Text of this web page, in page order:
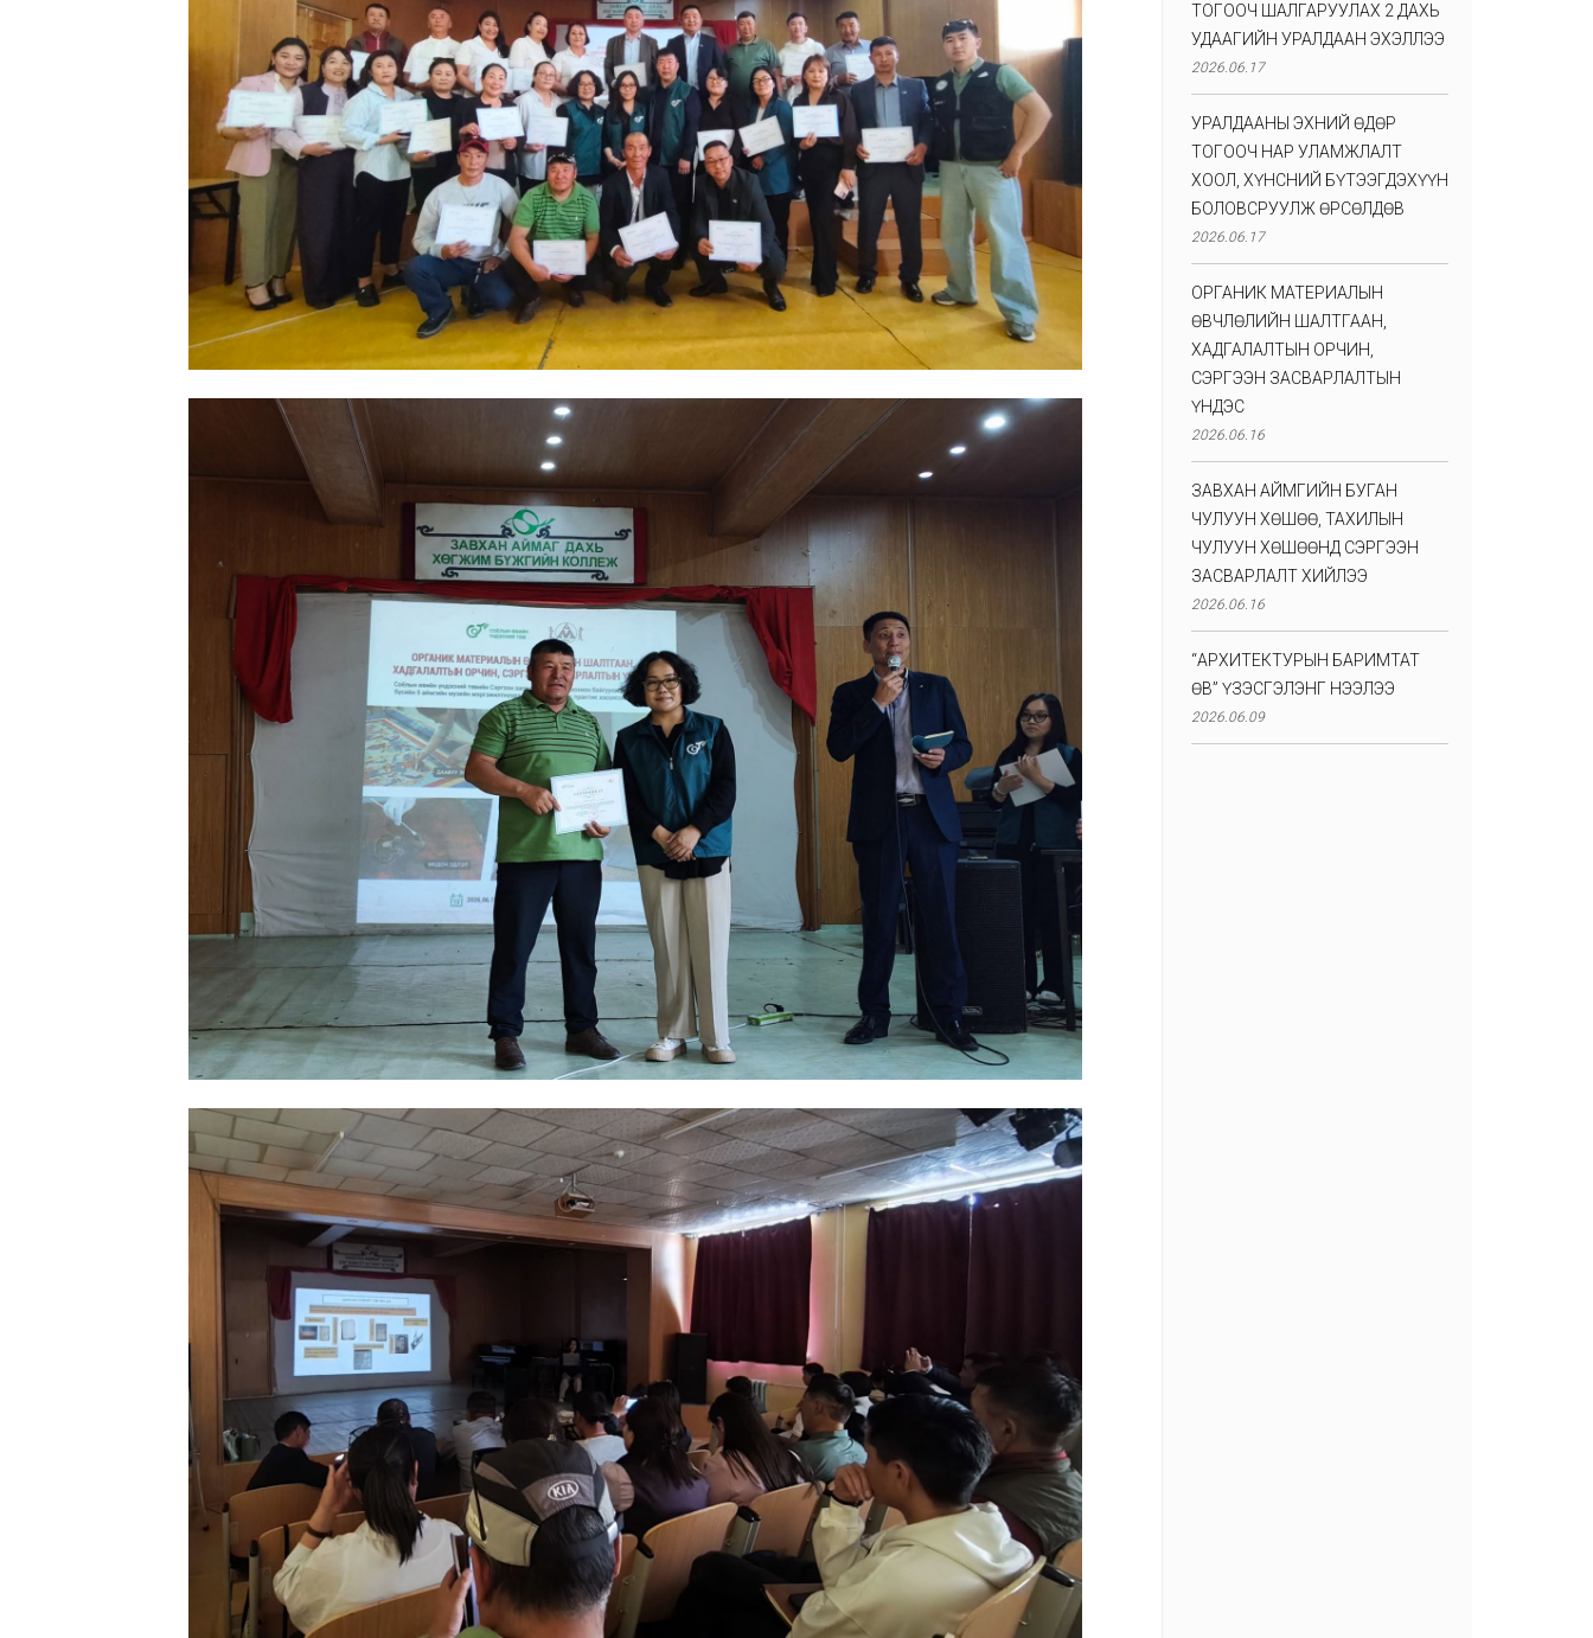
ТОГООЧ ШАЛГАРУУЛАХ 2 ДАХЬ
УДААГИЙН УРАЛДААН ЭХЭЛЛЭЭ
2026.06.17
УРАЛДААНЫ ЭХНИЙ ӨДӨР
ТОГООЧ НАР УЛАМЖЛАЛТ
ХООЛ, ХҮНСНИЙ БҮТЭЭГДЭХҮҮН
БОЛОВСРУУЛЖ ӨРСӨЛДӨВ
2026.06.17
ОРГАНИК МАТЕРИАЛЫН
ӨВЧЛӨЛИЙН ШАЛТГААН,
ХАДГАЛАЛТЫН ОРЧИН,
СЭРГЭЭН ЗАСВАРЛАЛТЫН
ҮНДЭС
2026.06.16
ЗАВХАН АЙМГИЙН БУГАН
ЧУЛУУН ХӨШӨӨ, ТАХИЛЫН
ЧУЛУУН ХӨШӨӨНД СЭРГЭЭН
ЗАСВАРЛАЛТ ХИЙЛЭЭ
2026.06.16
“АРХИТЕКТУРЫН БАРИМТАТ
ӨВ” ҮЗЭСГЭЛЭНГ НЭЭЛЭЭ
2026.06.09